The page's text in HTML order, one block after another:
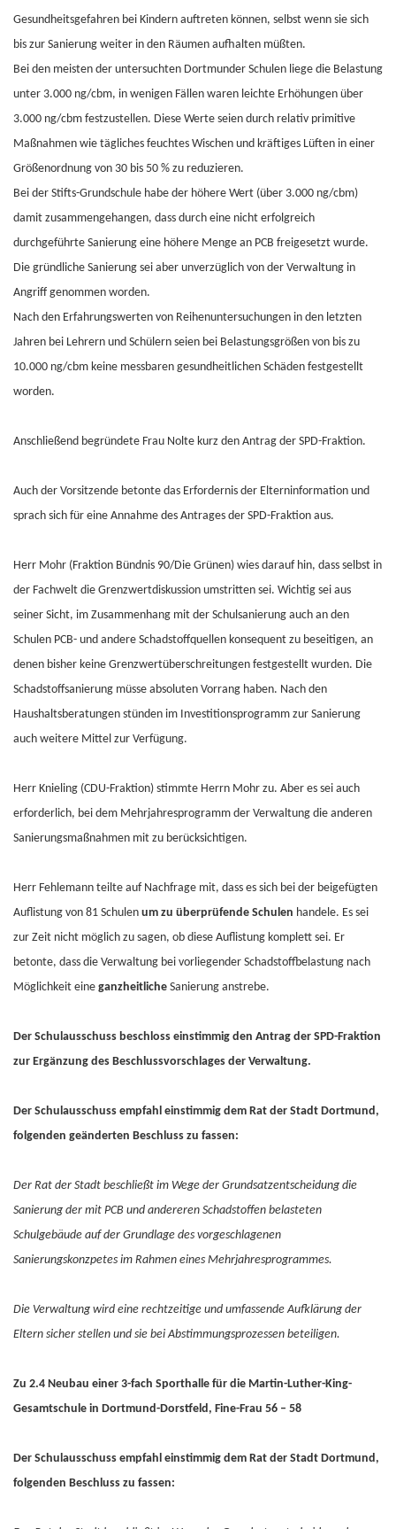
Gesundheitsgefahren bei Kindern auftreten können, selbst wenn sie sich
bis zur Sanierung weiter in den Räumen aufhalten müßten.
Bei den meisten der untersuchten Dortmunder Schulen liege die Belastung
unter 3.000 ng/cbm, in wenigen Fällen waren leichte Erhöhungen über
3.000 ng/cbm festzustellen. Diese Werte seien durch relativ primitive
Maßnahmen wie tägliches feuchtes Wischen und kräftiges Lüften in einer
Größenordnung von 30 bis 50 % zu reduzieren.
Bei der Stifts-Grundschule habe der höhere Wert (über 3.000 ng/cbm)
damit zusammengehangen, dass durch eine nicht erfolgreich
durchgeführte Sanierung eine höhere Menge an PCB freigesetzt wurde.
Die gründliche Sanierung sei aber unverzüglich von der Verwaltung in
Angriff genommen worden.
Nach den Erfahrungswerten von Reihenuntersuchungen in den letzten
Jahren bei Lehrern und Schülern seien bei Belastungsgrößen von bis zu
10.000 ng/cbm keine messbaren gesundheitlichen Schäden festgestellt
worden.
Anschließend begründete Frau Nolte kurz den Antrag der SPD-Fraktion.
Auch der Vorsitzende betonte das Erfordernis der Elterninformation und
sprach sich für eine Annahme des Antrages der SPD-Fraktion aus.
Herr Mohr (Fraktion Bündnis 90/Die Grünen) wies darauf hin, dass selbst in
der Fachwelt die Grenzwertdiskussion umstritten sei. Wichtig sei aus
seiner Sicht, im Zusammenhang mit der Schulsanierung auch an den
Schulen PCB- und andere Schadstoffquellen konsequent zu beseitigen, an
denen bisher keine Grenzwertüberschreitungen festgestellt wurden. Die
Schadstoffsanierung müsse absoluten Vorrang haben. Nach den
Haushaltsberatungen stünden im Investitionsprogramm zur Sanierung
auch weitere Mittel zur Verfügung.
Herr Knieling (CDU-Fraktion) stimmte Herrn Mohr zu. Aber es sei auch
erforderlich, bei dem Mehrjahresprogramm der Verwaltung die anderen
Sanierungsmaßnahmen mit zu berücksichtigen.
Herr Fehlemann teilte auf Nachfrage mit, dass es sich bei der beigefügten
Auflistung von 81 Schulen um zu überprüfende Schulen handele. Es sei
zur Zeit nicht möglich zu sagen, ob diese Auflistung komplett sei. Er
betonte, dass die Verwaltung bei vorliegender Schadstoffbelastung nach
Möglichkeit eine ganzheitliche Sanierung anstrebe.
Der Schulausschuss beschloss einstimmig den Antrag der SPD-Fraktion
zur Ergänzung des Beschlussvorschlages der Verwaltung.
Der Schulausschuss empfahl einstimmig dem Rat der Stadt Dortmund,
folgenden geänderten Beschluss zu fassen:
Der Rat der Stadt beschließt im Wege der Grundsatzentscheidung die
Sanierung der mit PCB und andereren Schadstoffen belasteten
Schulgebäude auf der Grundlage des vorgeschlagenen
Sanierungskonzpetes im Rahmen eines Mehrjahresprogrammes.
Die Verwaltung wird eine rechtzeitige und umfassende Aufklärung der
Eltern sicher stellen und sie bei Abstimmungsprozessen beteiligen.
Zu 2.4 Neubau einer 3-fach Sporthalle für die Martin-Luther-King-
Gesamtschule in Dortmund-Dorstfeld, Fine-Frau 56 – 58
Der Schulausschuss empfahl einstimmig dem Rat der Stadt Dortmund,
folgenden Beschluss zu fassen: